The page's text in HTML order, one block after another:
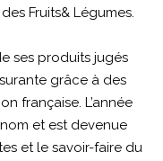
Fruits& Légumes.
ses produits jugés
grâce à des
française. L’année
et est devenue
et le savoir-faire du